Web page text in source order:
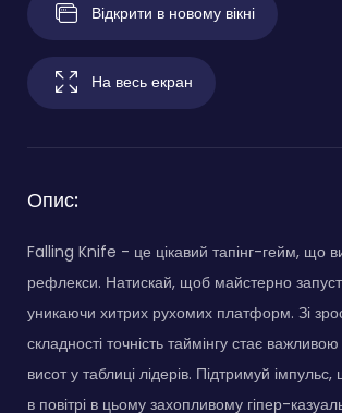
Відкрити в новому вікні
На весь екран
Опис:
Falling Knife - це цікавий тапінг-гейм, що
рефлекси. Натискай, щоб майстерно
уникаючи хитрих рухомих платформ. Зі
складності точність таймінгу стає
висот у таблиці лідерів. Підтримуй
в повітрі в цьому захопливому гіпер-